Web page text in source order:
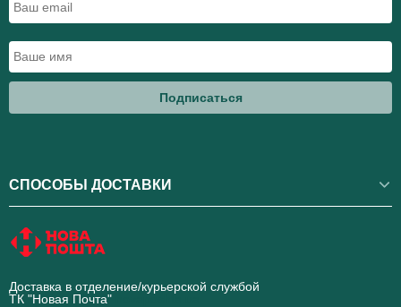
Подписаться
СПОСОБЫ ДОСТАВКИ
Доставка в отделение/курьерской службой
ТК "Новая Почта"